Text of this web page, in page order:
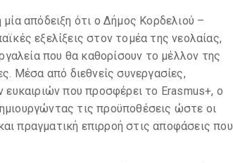
απόδειξη ότι ο Δήμος Κορδελιού –
εξελίξεις στον τομέα της νεολαίας,
που θα καθορίσουν το μέλλον της
Μέσα από διεθνείς συνεργασίες,
που προσφέρει το Erasmus+, ο
τις προϋποθέσεις ώστε οι
πραγματική επιρροή στις αποφάσεις που